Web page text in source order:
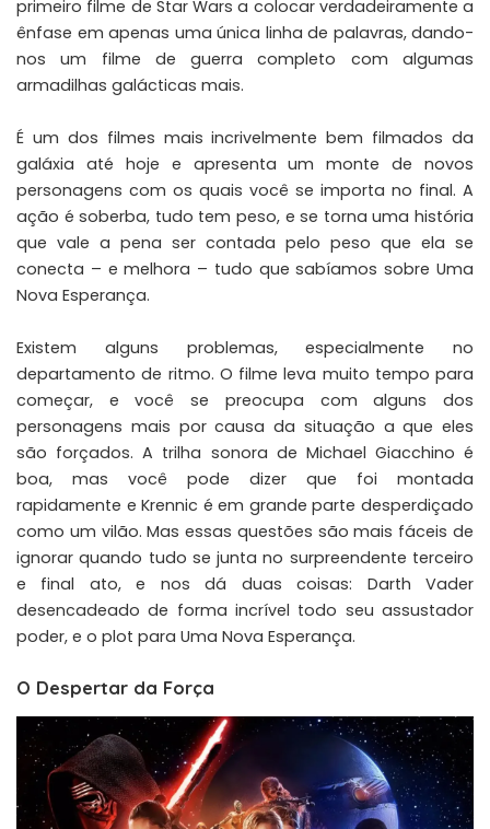
primeiro filme de Star Wars a colocar verdadeiramente a
ênfase em apenas uma única linha de palavras, dando-
nos um filme de guerra completo com algumas
armadilhas galácticas mais.
É um dos filmes mais incrivelmente bem filmados da
galáxia até hoje e apresenta um monte de novos
personagens com os quais você se importa no final. A
ação é soberba, tudo tem peso, e se torna uma história
que vale a pena ser contada pelo peso que ela se
conecta – e melhora – tudo que sabíamos sobre Uma
Nova Esperança.
Existem alguns problemas, especialmente no
departamento de ritmo. O filme leva muito tempo para
começar, e você se preocupa com alguns dos
personagens mais por causa da situação a que eles
são forçados. A trilha sonora de Michael Giacchino é
boa, mas você pode dizer que foi montada
rapidamente e Krennic é em grande parte desperdiçado
como um vilão. Mas essas questões são mais fáceis de
ignorar quando tudo se junta no surpreendente terceiro
e final ato, e nos dá duas coisas: Darth Vader
desencadeado de forma incrível todo seu assustador
poder, e o plot para Uma Nova Esperança.
O Despertar da Força